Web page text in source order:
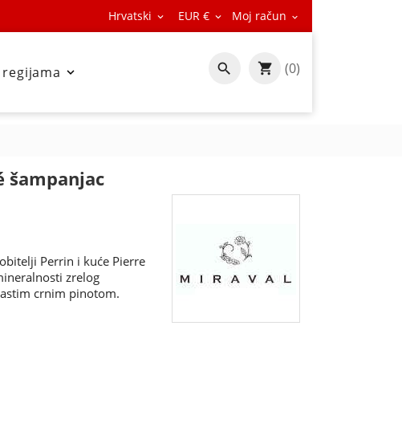
Hrvatski  EUR €  Moj račun 
  (0)
šampanjac
Perrin i kuće Pierre
zrelog
crnim pinotom.